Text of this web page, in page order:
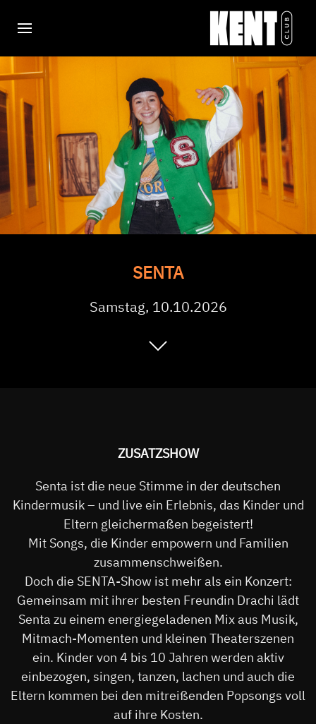
SENTA
Samstag, 10.10.2026
ZUSATZSHOW
Senta ist die neue Stimme in der deutschen
Kindermusik – und live ein Erlebnis, das Kinder und
Eltern gleichermaßen begeistert!
Mit Songs, die Kinder empowern und Familien
zusammenschweißen.
Doch die SENTA-Show ist mehr als ein Konzert:
Gemeinsam mit ihrer besten Freundin Drachi lädt
Senta zu einem energiegeladenen Mix aus Musik,
Mitmach-Momenten und kleinen Theaterszenen
ein. Kinder von 4 bis 10 Jahren werden aktiv
einbezogen, singen, tanzen, lachen und auch die
Eltern kommen bei den mitreißenden Popsongs voll
auf ihre Kosten.